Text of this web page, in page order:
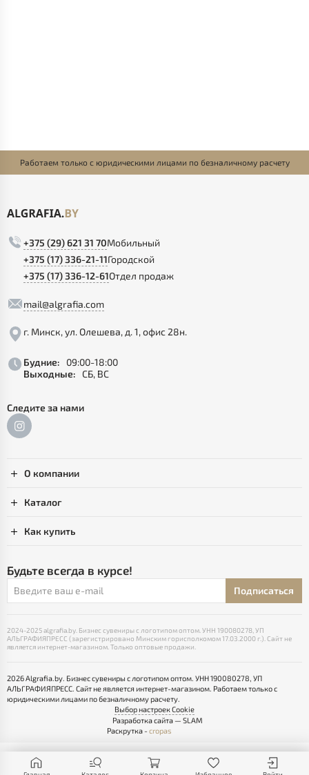
Работаем только с юридическими лицами по безналичному расчету
+375 (29) 621 31 70Мобильный
+375 (17) 336-21-11Городской
+375 (17) 336-12-61Отдел продаж
mail@algrafia.com
г. Минск, ул. Олешева, д. 1, офис 28н.
Будние:
09:00-18:00
Выходные: СБ, ВС
Следите за нами
О компании
Каталог
Как купить
Будьте всегда в курсе!
Подписаться
2024-2025 algrafia.by. Бизнес сувениры с логотипом оптом. УНН 190080278, УП
АЛЬГРАФИЯПРЕСС (зарегистрировано Минским горисполкомом 17.03.2000 г.). Сайт не
является интернет-магазином. Только оптовые продажи.
2026 Algrafia.by. Бизнес сувениры с логотипом оптом. УНН 190080278, УП
АЛЬГРАФИЯПРЕСС. Сайт не является интернет-магазином. Работаем только с
юридическими лицами по безналичному расчету.
Выбор настроек Cookie
Разработка сайта — SLAM
Раскрутка - cropas